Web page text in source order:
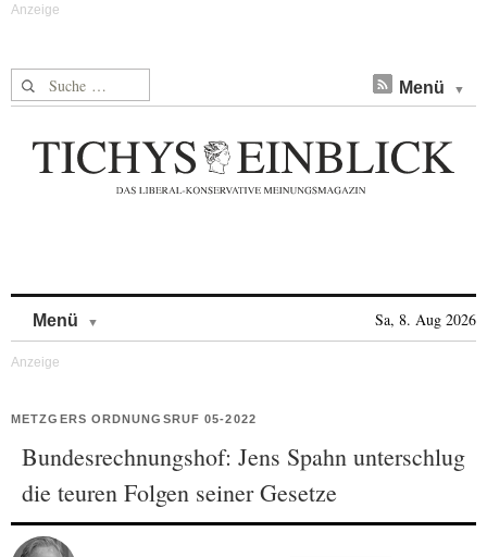
Suche nach: Menü
Menü Sa, 8. Aug 2026
METZGERS ORDNUNGSRUF 05-2022
Bundesrechnungshof: Jens Spahn unterschlug
die teuren Folgen seiner Gesetze